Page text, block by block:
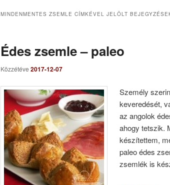
MINDENMENTES ZSEMLE CÍMKÉVEL JELÖLT
Édes zsemle – paleo
Közzétéve 2017-12-07
Személy
keveredését,
az angolok
ahogy tetszik.
készítettem,
paleo édes
zsemlék is